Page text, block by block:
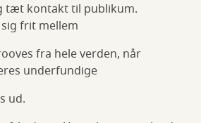
tæt kontakt til publikum.
frit mellem
fra hele verden, når
underfundige
ud.